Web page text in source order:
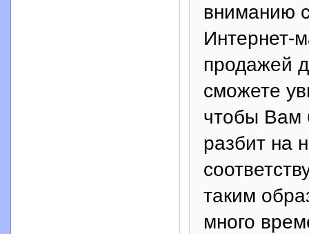
вниманию
Интернет-
продажей
сможете
чтобы Вам
разбит на
таким
много